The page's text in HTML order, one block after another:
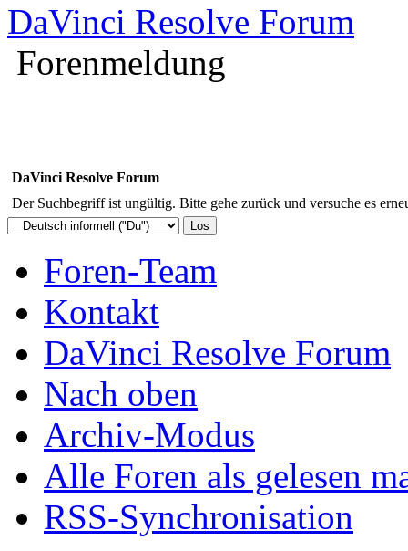
DaVinci Resolve Forum
Forenmeldung
DaVinci Resolve Forum
Der Suchbegriff ist ungültig. Bitte gehe zurück und versuche es
Foren-Team
Kontakt
DaVinci Resolve Forum
Nach oben
Archiv-Modus
Alle Foren als gelesen
RSS-Synchronisation